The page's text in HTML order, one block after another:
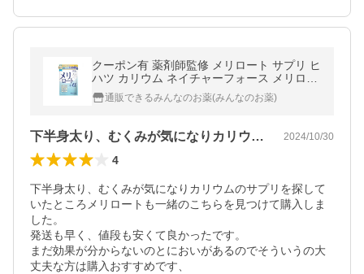
クーポン有 薬剤師監修 メリロート サプリ ヒ
ハツ カリウム ネイチャーフォース メリロー
ト＋α 60日分 (1個)
通販できるみんなのお薬(みんなのお薬)
下半身太り、むくみが気になりカリウムの… 2024/10/30
4
下半身太り、むくみが気になりカリウムのサプリを探して
いたところメリロートも一緒のこちらを見つけて購入しま
した。
発送も早く、値段も安くて良かったです。
まだ効果が分からないのとにおいがあるのでそういうの大
丈夫な方は購入おすすめです、